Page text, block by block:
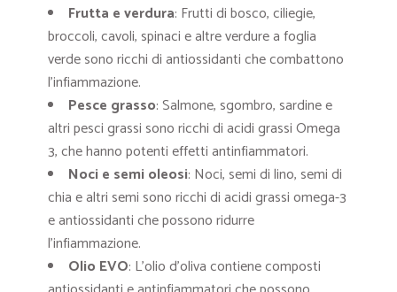
Frutta e verdura: Frutti di bosco, ciliegie,
broccoli, cavoli, spinaci e altre verdure a foglia
verde sono ricchi di antiossidanti che combattono
l’infiammazione.
Pesce grasso: Salmone, sgombro, sardine e
altri pesci grassi sono ricchi di acidi grassi Omega
3, che hanno potenti effetti antinfiammatori.
Noci e semi oleosi: Noci, semi di lino, semi di
chia e altri semi sono ricchi di acidi grassi omega-3
e antiossidanti che possono ridurre
l’infiammazione.
Olio EVO: L’olio d’oliva contiene composti